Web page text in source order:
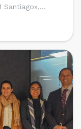
Santiago»,
Ejecutiva